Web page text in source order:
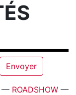
— ROADSHOW —